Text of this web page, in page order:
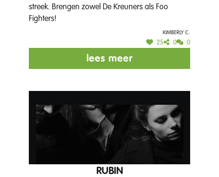
streek. Brengen zowel De Kreuners als Foo
Fighters!
Kimberly C.
25 0 0
lees meer
RUBIN